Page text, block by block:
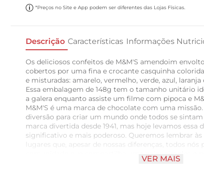
*Preços no Site e App podem ser diferentes das Lojas Físicas.
Descrição Características Informações
Os deliciosos confeitos de M&M'S amendoim
cobertos por uma fina e crocante casquinha
e misturadas: amarelo, vermelho, verde, azul,
Essa embalagem de 148g tem o tamanho unitário
a galera enquanto assiste um filme com pipoca e
M&M'S é uma marca de chocolate com uma
diversão para criar um mundo onde todos se
marca divertida desde 1941, mas hoje levamos essa
significativo e mais poderoso. Queremos lembrar às
lugares que, apesar de nossas diferenças, todos
comunidade que compartilha uma coisa simples e
VER MAIS